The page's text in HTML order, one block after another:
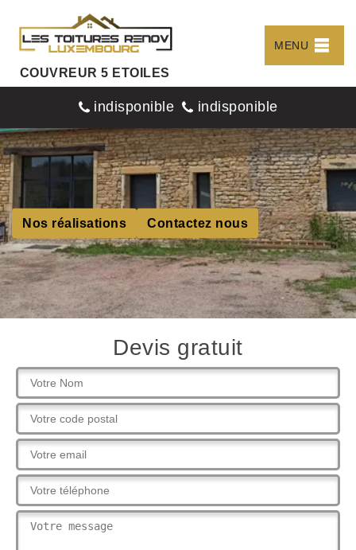
COUVREUR 5 ETOILES
MENU
indisponible indisponible
Nos réalisations Contactez nous
Devis gratuit